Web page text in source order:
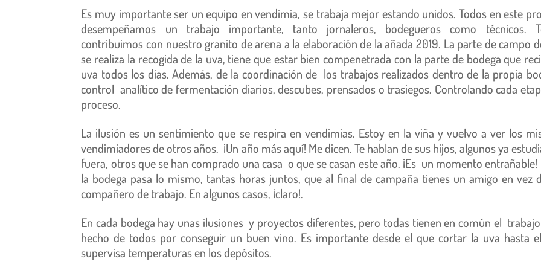
Es muy importante ser un equipo en vendimia, se trabaja mejor estando unidos. Todos en este
desempeñamos un trabajo importante, tanto jornaleros, bodegueros como técnicos.
contribuimos con nuestro granito de arena a la elaboración de la añada 2019. La parte de campo
se realiza la recogida de la uva, tiene que estar bien compenetrada con la parte de bodega que
uva todos los días. Además, de la coordinación de los trabajos realizados dentro de la propia
control analítico de fermentación diarios, descubes, prensados o trasiegos. Controlando cada
proceso.
La ilusión es un sentimiento que se respira en vendimias. Estoy en la viña y vuelvo a ver los
vendimiadores de otros años. ¡Un año más aquí! Me dicen. Te hablan de sus hijos, algunos ya
fuera, otros que se han comprado una casa o que se casan este año. ¡Es un momento
la bodega pasa lo mismo, tantas horas juntos, que al final de campaña tienes un amigo en vez
compañero de trabajo. En algunos casos, ¡claro!.
En cada bodega hay unas ilusiones y proyectos diferentes, pero todas tienen en común el
hecho de todos por conseguir un buen vino. Es importante desde el que cortar la uva hasta
supervisa temperaturas en los depósitos.